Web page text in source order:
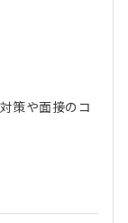
策や面接のコ